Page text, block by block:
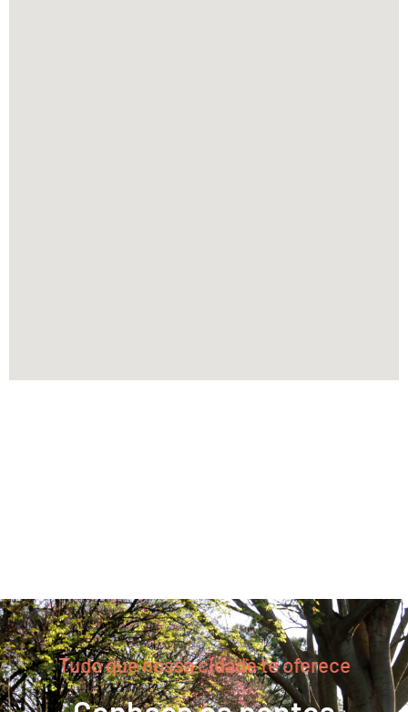
Tudo que nossa cidade te oferece